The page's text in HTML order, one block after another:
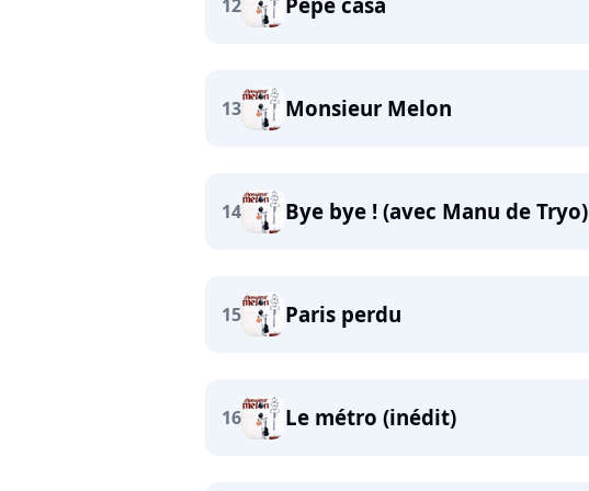
12
13 Monsieur Melon
14 Bye bye ! (avec Manu de Tryo)
15 Paris perdu
16 Le métro (inédit)